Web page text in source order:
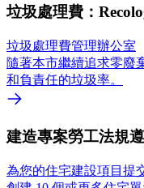
垃圾處理費：
垃圾處理費管理辦公室
隨著本市繼續追求零廢
和負責任的垃圾率。
建造專案勞工法規
為您的住宅建設項目提